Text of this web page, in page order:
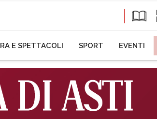
E SPETTACOLI SPORT EVENTI